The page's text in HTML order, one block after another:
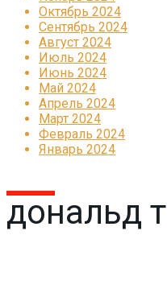
Октябрь 2024
Сентябрь 2024
Август 2024
Июль 2024
Июнь 2024
Май 2024
Апрель 2024
Март 2024
Февраль 2024
Январь 2024
дональд